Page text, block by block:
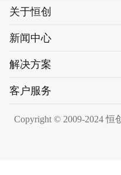
关于恒创
新闻中心
解决方案
客户服务
Copyright © 2009-2024 恒